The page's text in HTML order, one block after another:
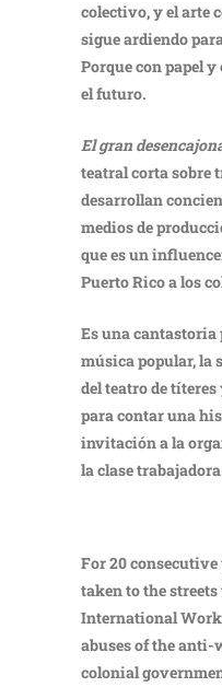
colectivo, y el arte
sigue ardiendo
Porque con papel
el futuro.
El gran
teatral corta sobre
desarrollan
medios de
que es un
Puerto Rico a los
Es una cantastoria
música popular, la
del teatro de
para contar una
invitación a la
la clase
For 20 consecutive
taken to the
International
abuses of the
colonial